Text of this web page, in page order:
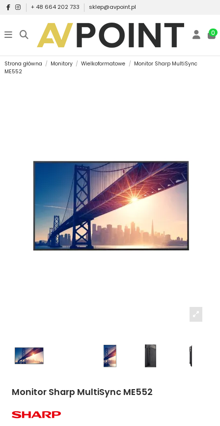
+ 48 664 202 733 sklep@avpoint.pl
0
Strona główna Monitory Wielkoformatowe
Monitor Sharp MultiSync
ME552
Monitor Sharp MultiSync ME552